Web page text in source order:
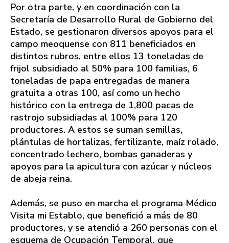
Por otra parte, y en coordinación con la
Secretaría de Desarrollo Rural de Gobierno del
Estado, se gestionaron diversos apoyos para el
campo meoquense con 811 beneficiados en
distintos rubros, entre ellos 13 toneladas de
frijol subsidiado al 50% para 100 familias, 6
toneladas de papa entregadas de manera
gratuita a otras 100, así como un hecho
histórico con la entrega de 1,800 pacas de
rastrojo subsidiadas al 100% para 120
productores. A estos se suman semillas,
plántulas de hortalizas, fertilizante, maíz rolado,
concentrado lechero, bombas ganaderas y
apoyos para la apicultura con azúcar y núcleos
de abeja reina.
Además, se puso en marcha el programa Médico
Visita mi Establo, que benefició a más de 80
productores, y se atendió a 260 personas con el
esquema de Ocupación Temporal, que